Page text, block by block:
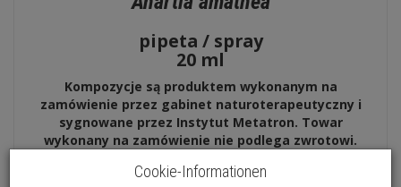
pipeta / spray
20 ml
Kompozycje są produktem wykonanym na
zamówienie przez gabinet naturoterapeutyczny i
sygnowane przez Instytut Metatron. Towar
wykonany na zamówienie nie podlega zwrotowi.
Cookie-Informationen